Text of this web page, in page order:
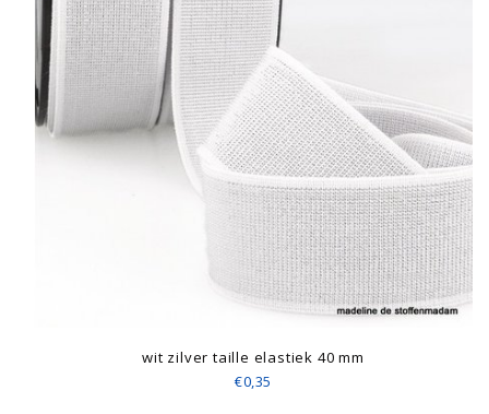
wit zilver taille elastiek 40 mm
€0,35